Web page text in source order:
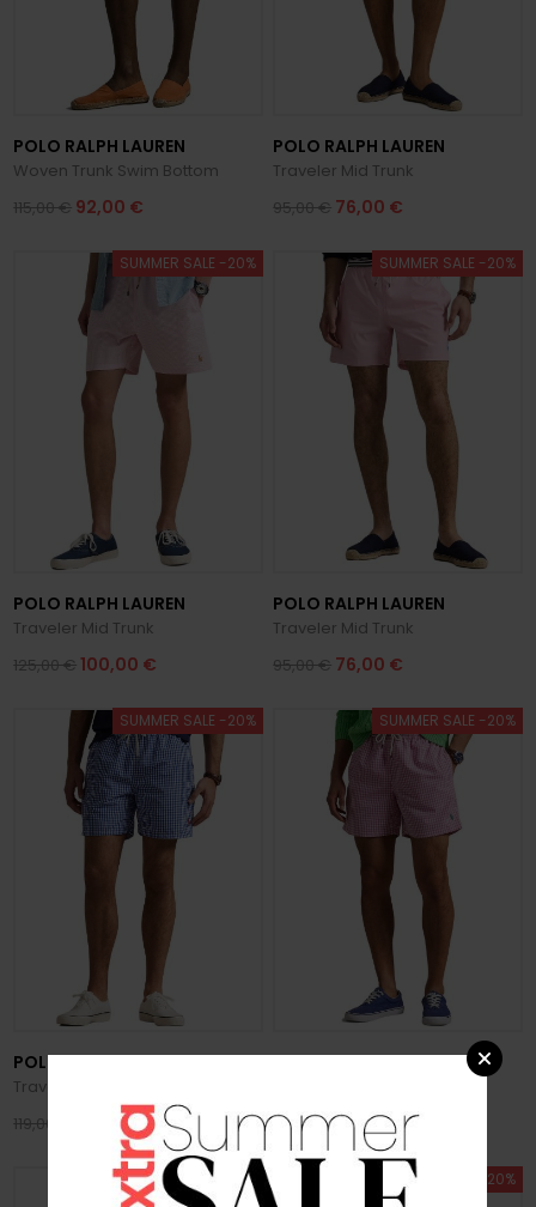
POLO RALPH LAUREN
Woven Trunk Swim Bottom
115,00 € 92,00 €
POLO RALPH LAUREN
Traveler Mid Trunk
95,00 € 76,00 €
SUMMER SALE -20%
POLO RALPH LAUREN
Traveler Mid Trunk
125,00 € 100,00 €
SUMMER SALE -20%
POLO RALPH LAUREN
Traveler Mid Trunk
95,00 € 76,00 €
SUMMER SALE -20%
POLO RALPH LAUREN
Traveler Swim
119,00 €
95,20 €
SUMMER SALE -20%
POLO RALPH LAUREN
119,00 €95,20 €
SUMMER SALE -20% SUMMER SALE -20%